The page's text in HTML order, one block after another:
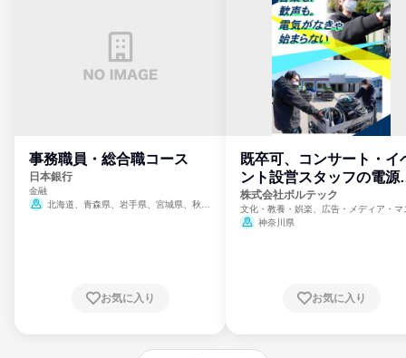
事務職員・総合職コース
日本銀行
金融
北海道、青森県、岩手県、宮城県、秋田
崎県、熊本県、大分県、宮崎県、鹿児島県、
お気に入り
既卒可、コンサート・イ
ント設営スタッフの電源
門
株式会社ボルテック
文化・教養・娯楽、広告・メディア・マ
ミ、電力・ガス・水道・エネルギー
神奈川県
お気に入り